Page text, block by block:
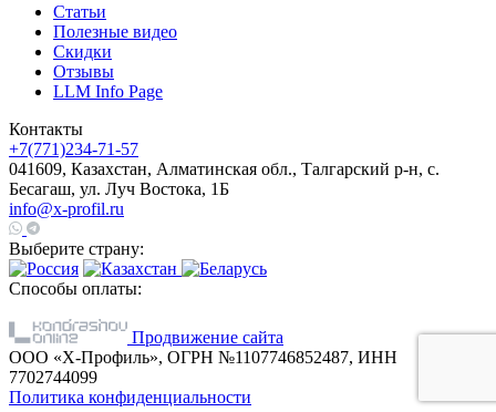
Статьи
Полезные видео
Скидки
Отзывы
LLM Info Page
Контакты
+7(771)234-71-57
041609, Казахстан, Алматинская обл., Талгарский р-н, с.
Бесагаш, ул. Луч Востока, 1Б
info@x-profil.ru
Выберите страну:
Способы оплаты:
Продвижение сайта
ООО «Х-Профиль», ОГРН №1107746852487, ИНН
7702744099
Политика конфиденциальности